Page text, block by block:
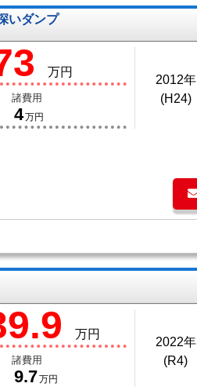
いダンプ
万円
諸費用
4万円
2012年
(H24)
万円
諸費用
9.7万円
2022年
(R4)